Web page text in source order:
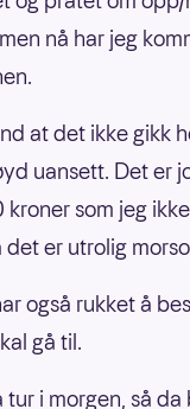
nå har jeg
at det ikke gikk
uansett. Det er
som jeg
det er utrolig
også rukket å
gå til.
tur i morgen, så